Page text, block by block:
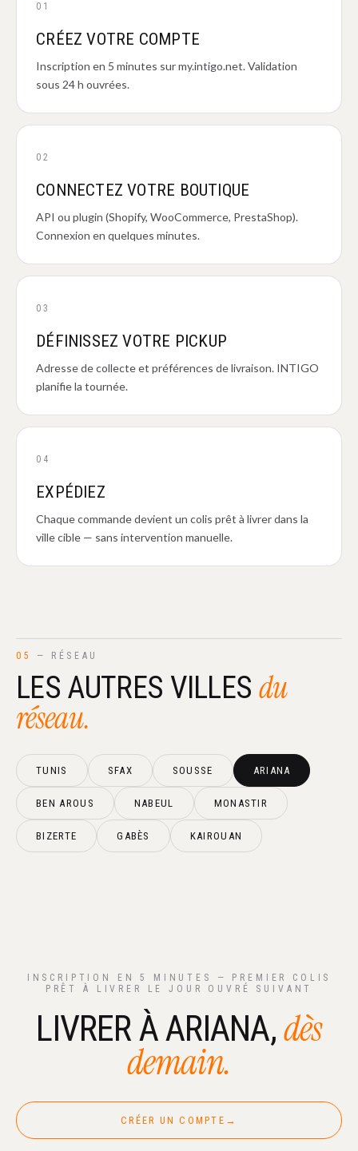
01
CRÉEZ VOTRE COMPTE
Inscription en 5 minutes sur my.intigo.net. Validation
sous 24 h ouvrées.
02
CONNECTEZ VOTRE BOUTIQUE
API ou plugin (Shopify, WooCommerce, PrestaShop).
Connexion en quelques minutes.
03
DÉFINISSEZ VOTRE PICKUP
Adresse de collecte et préférences de livraison. INTIGO
planifie la tournée.
04
EXPÉDIEZ
Chaque commande devient un colis prêt à livrer dans la
ville cible — sans intervention manuelle.
05 — RÉSEAU
LES AUTRES VILLES du
réseau.
TUNIS SFAX SOUSSE ARIANA
BEN AROUS NABEUL MONASTIR
BIZERTE GABÈS KAIROUAN
INSCRIPTION EN 5 MINUTES — PREMIER COLIS
PRÊT À LIVRER LE JOUR OUVRÉ SUIVANT
LIVRER À ARIANA,dès
demain.
CRÉER UN COMPTE →